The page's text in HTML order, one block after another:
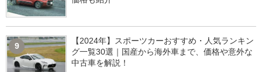
9
【2024年】スポーツカーおすすめ・人気ランキン
グ一覧30選｜国産から海外車まで、価格や意外な
中古車を解説！